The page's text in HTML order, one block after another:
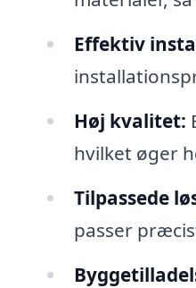
Effektiv
Høj kvalitet:
hvilket øger
Tilpassede
passer